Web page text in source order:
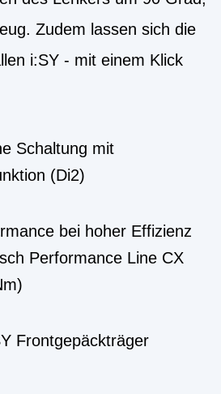
Zudem lassen sich die
i:SY - mit einem Klick
Schaltung mit
(Di2)
bei hoher Effizienz
Performance Line CX
Frontgepäckträger